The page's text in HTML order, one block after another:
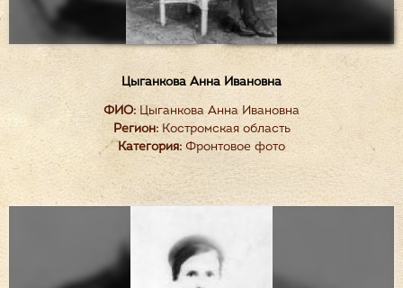
Цыганкова Анна Ивановна
ФИО: Цыганкова Анна Ивановна
Регион:Костромская область
Категория: Фронтовое фото